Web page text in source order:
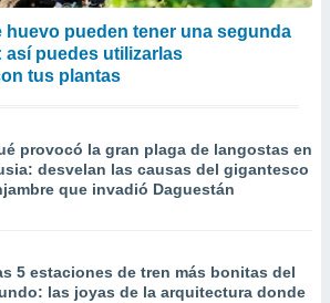
huevo pueden tener una segunda
así puedes utilizarlas
tus plantas
provocó la gran plaga de langostas en
desvelan las causas del gigantesco
que invadió Daguestán
5 estaciones de tren más bonitas del
las joyas de la arquitectura donde